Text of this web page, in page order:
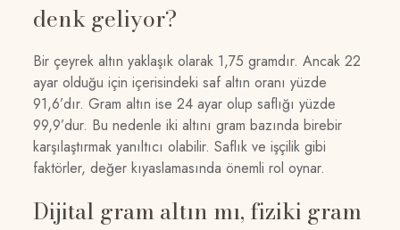
denk geliyor?
Bir çeyrek altın yaklaşık olarak 1,75 gramdır. Ancak 22
ayar olduğu için içerisindeki saf altın oranı yüzde
91,6’dır. Gram altın ise 24 ayar olup saflığı yüzde
99,9’dur. Bu nedenle iki altını gram bazında birebir
karşılaştırmak yanıltıcı olabilir. Saflık ve işçilik gibi
faktörler, değer kıyaslamasında önemli rol oynar.
Dijital gram altın mı, fiziki gram